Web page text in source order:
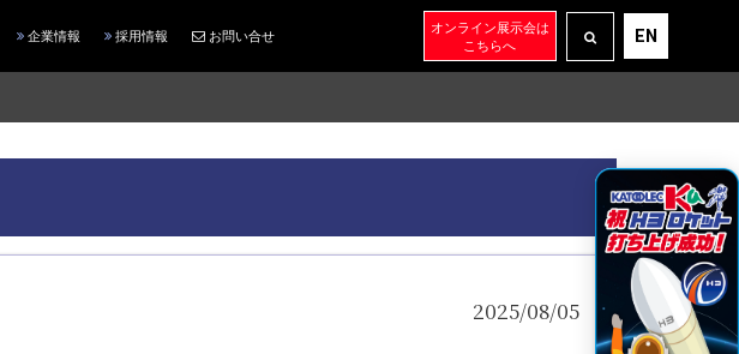
企業情報 採用情報 お問い合せ
オンライン展示会は
こちらへ
EN
2025/08/05